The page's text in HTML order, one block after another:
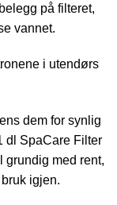
på filteret,
vannet.
i utendørs
dem for synlig
dl SpaCare Filter
grundig med rent,
igjen.